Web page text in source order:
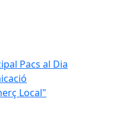
Pacs al Dia
Local"